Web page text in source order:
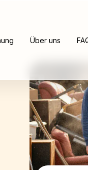
Über uns